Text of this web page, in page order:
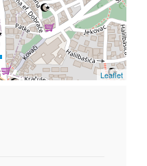
Leaflet